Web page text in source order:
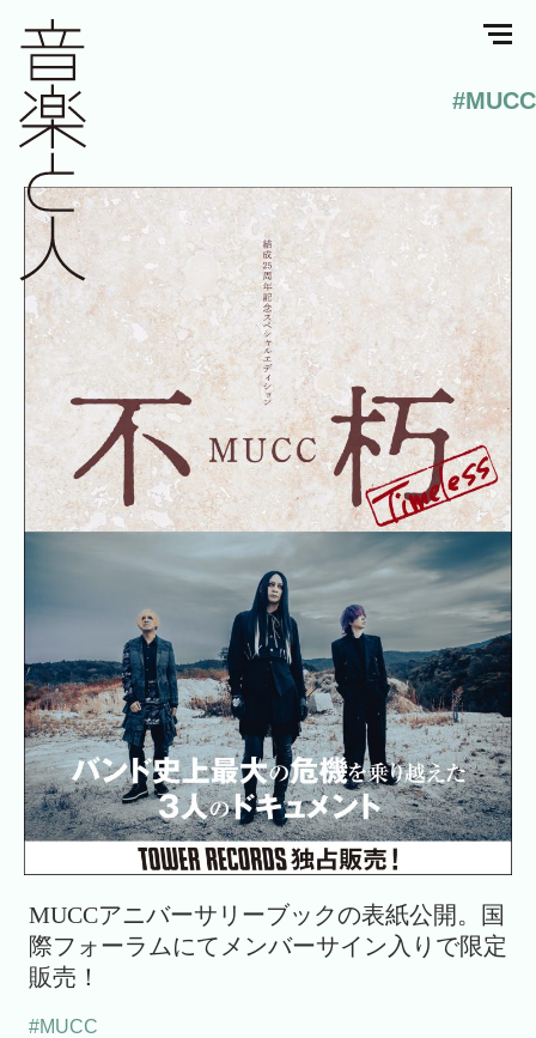
#MUCC
MUCCアニバーサリーブックの表紙公開。国
際フォーラムにてメンバーサイン入りで限定
販売！
#MUCC